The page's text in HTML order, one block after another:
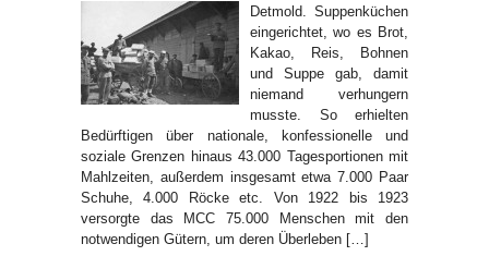
Detmold. Suppenküchen
eingerichtet, wo es Brot,
Kakao, Reis, Bohnen
und Suppe gab, damit
niemand verhungern
musste. So erhielten
Bedürftigen über nationale, konfessionelle und
soziale Grenzen hinaus 43.000 Tagesportionen mit
Mahlzeiten, außerdem insgesamt etwa 7.000 Paar
Schuhe, 4.000 Röcke etc. Von 1922 bis 1923
versorgte das MCC 75.000 Menschen mit den
notwendigen Gütern, um deren Überleben […]